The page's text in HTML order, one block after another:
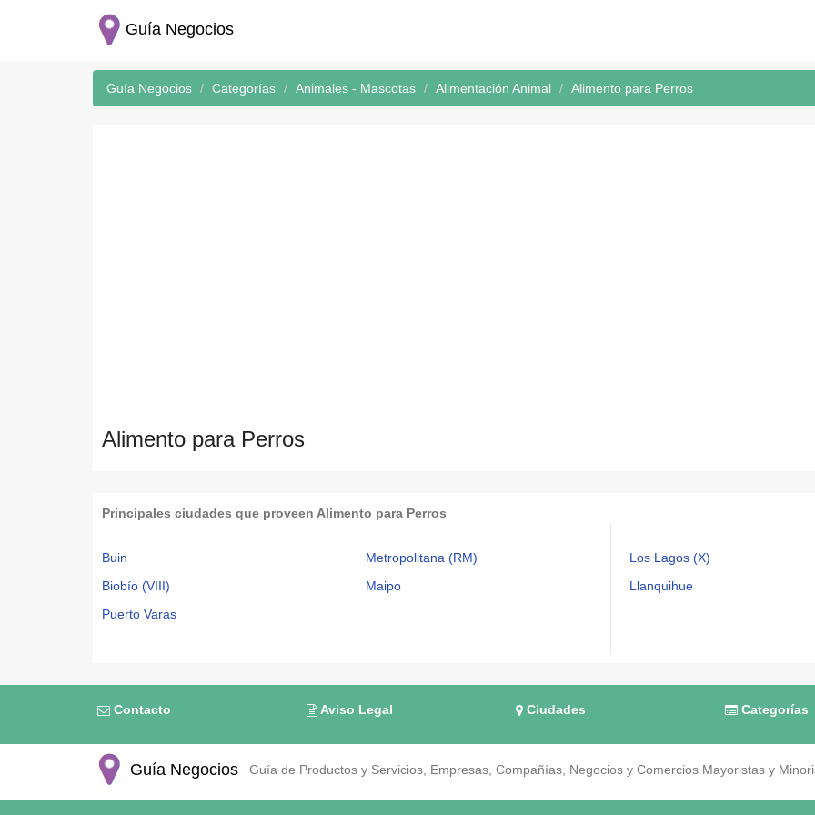
Guía Negocios
Guía Negocios Categorías Animales - Mascotas Alimentación Animal Alimento para Perros
Alimento para Perros
Principales ciudades que proveen Alimento para Perros
Buin
Biobío (VIII)
Puerto Varas
Metropolitana (RM)
Maipo
Los Lagos (X)
Llanquihue
Contacto Aviso Legal Ciudades Categorías
Guía Negocios Guía de Productos y Servicios, Empresas, Compañías, Negocios y Comercios Mayoristas y